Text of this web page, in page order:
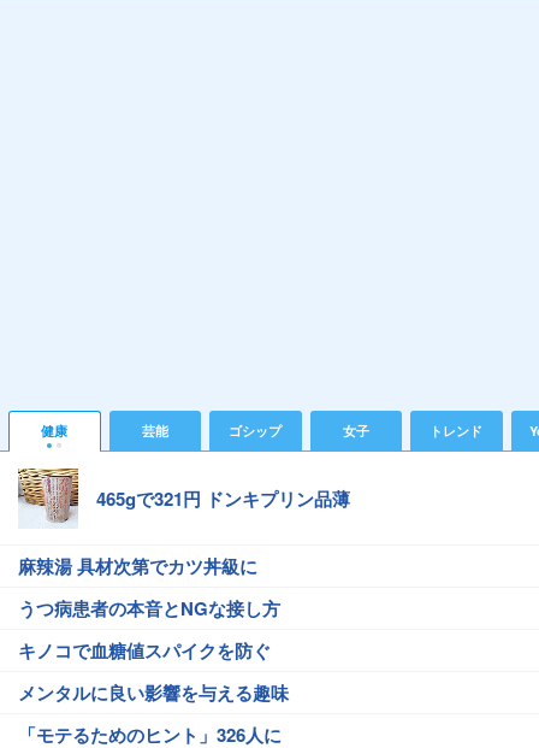
健康 芸能 ゴシップ 女子 トレンド
465gで321円 ドンキプリン品薄
麻辣湯 具材次第でカツ丼級に
うつ病患者の本音とNGな接し方
キノコで血糖値スパイクを防ぐ
メンタルに良い影響を与える趣味
「モテるためのヒント」326人に